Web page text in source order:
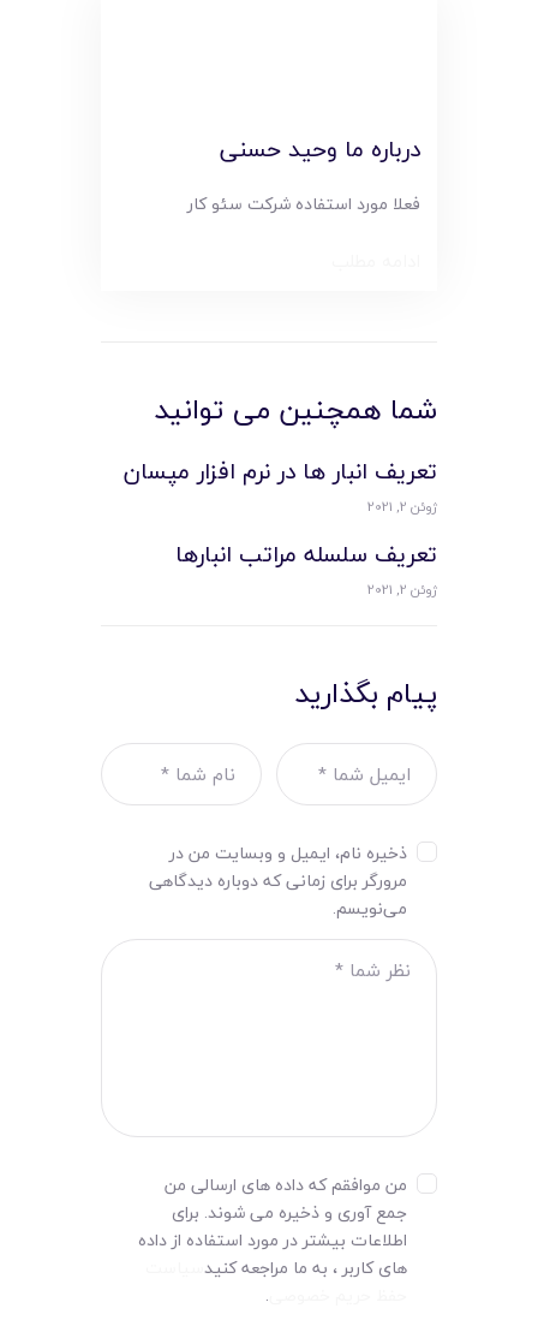
درباره ما وحید حسنی
فعلا مورد استفاده شرکت سئو کار
شما همچنین می توانید
تعریف انبار ها در نرم افزار مپسان
ژوئن 2, 2021
تعريف سلسله مراتب انبارها
ژوئن 2, 2021
پیام بگذارید
ذخیره نام، ایمیل و وبسایت من در
مرورگر برای زمانی که دوباره دیدگاهی
می‌نویسم.
من موافقم که داده های ارسالی من
جمع آوری و ذخیره می شوند. برای
اطلاعات بیشتر در مورد استفاده از داده
های کاربر ، به ما مراجعه کنید
.